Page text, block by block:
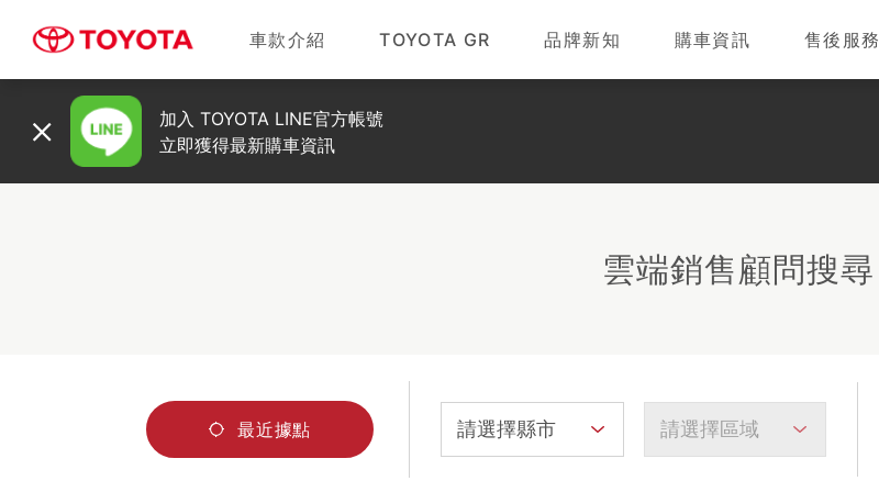
車款介紹 TOYOTA GR 品牌新知 購車資訊 售後服務
加入 TOYOTA LINE官方帳號
立即獲得最新購車資訊
雲端銷售顧問搜尋
最近據點 請選擇縣市 請選擇區域